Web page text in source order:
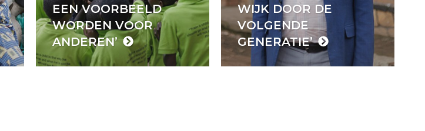
EEN VOORBEELD
WORDEN VOOR
ANDEREN’
WIJK DOOR DE
VOLGENDE
GENERATIE’